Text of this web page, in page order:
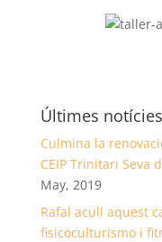
Últimes notícies
Culmina la
CEIP Trinitari Seva
May, 2019
Rafal acull aquest
fisicoculturismo i